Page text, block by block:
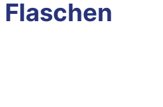
Flaschen